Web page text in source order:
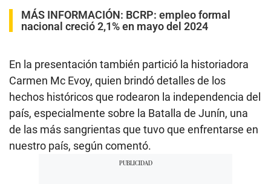
MÁS INFORMACIÓN: BCRP: empleo formal
nacional creció 2,1% en mayo del 2024
En la presentación también partició la historiadora
Carmen Mc Evoy, quien brindó detalles de los
hechos históricos que rodearon la independencia del
país, especialmente sobre la Batalla de Junín, una
de las más sangrientas que tuvo que enfrentarse en
nuestro país, según comentó.